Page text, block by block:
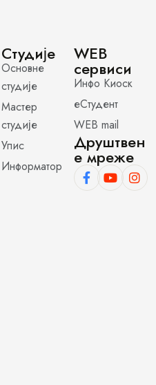
Студије
Основне
студије
Мастер
студије
Упис
Информатор
WEB
сервиси
Инфо Киоск
еСтудент
WEB mail
Друштвен
е мреже